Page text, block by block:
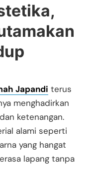
Japandi terus
menghadirkan
ketenangan.
alami seperti
yang hangat
lapang tanpa